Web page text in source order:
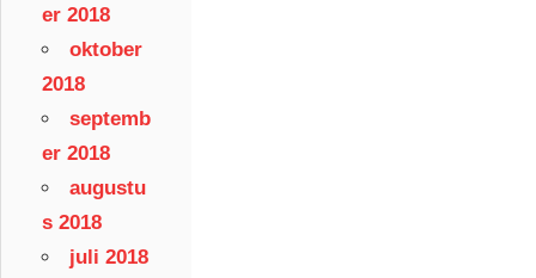
er 2018
oktober
2018
septemb
er 2018
augustu
s 2018
juli 2018